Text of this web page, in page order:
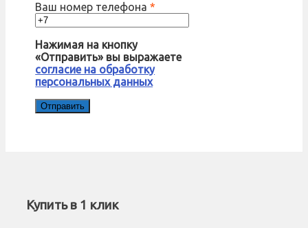
Ваш номер телефона*
Нажимая на кнопку
«Отправить» вы выражаете
согласие на обработку
персональных данных
Купить в 1 клик